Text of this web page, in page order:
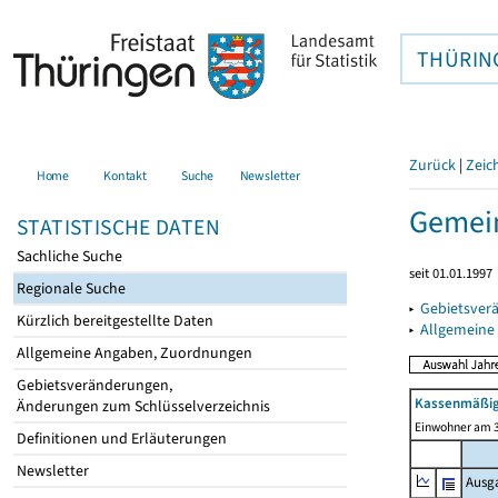
Home Kontakt Suche Newsletter
STATISTISCHE DATEN
Sachliche Suche
Regionale Suche
Kürzlich bereitgestellte Daten
Allgemeine Angaben, Zuordnungen
Gebietsveränderungen,
Änderungen zum Schlüsselverzeichnis
Definitionen und Erläuterungen
Newsletter
Zurück |
seit 01.01.1997
▸
▸
Einwohner am